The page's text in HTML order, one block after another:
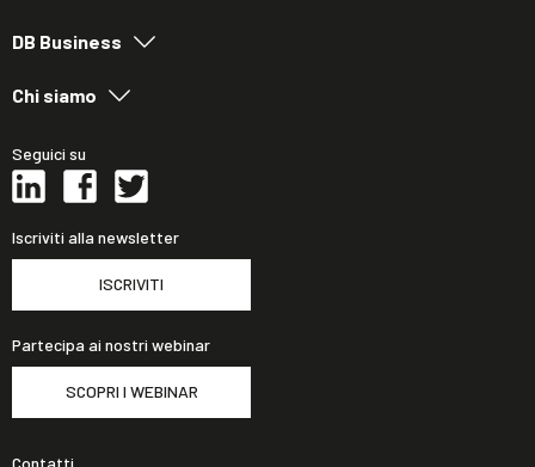
DB Business
Chi siamo
Seguici su
Iscriviti alla newsletter
ISCRIVITI
Partecipa ai nostri webinar
SCOPRI I WEBINAR
Contatti